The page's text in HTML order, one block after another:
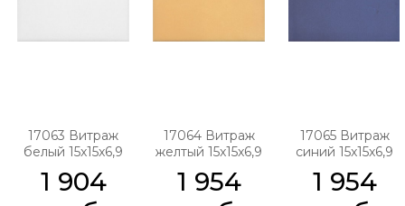
17063 Витраж
белый 15x15x6,9
1 904
17064 Витраж
желтый 15x15x6,9
1 954
17065 Витраж
синий 15x15x6,9
1 954